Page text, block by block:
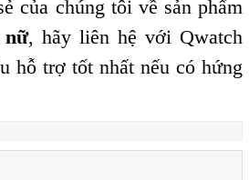
của chúng tôi về sản phẩm
nữ, hãy liên hệ với Qwatch
hỗ trợ tốt nhất nếu có hứng